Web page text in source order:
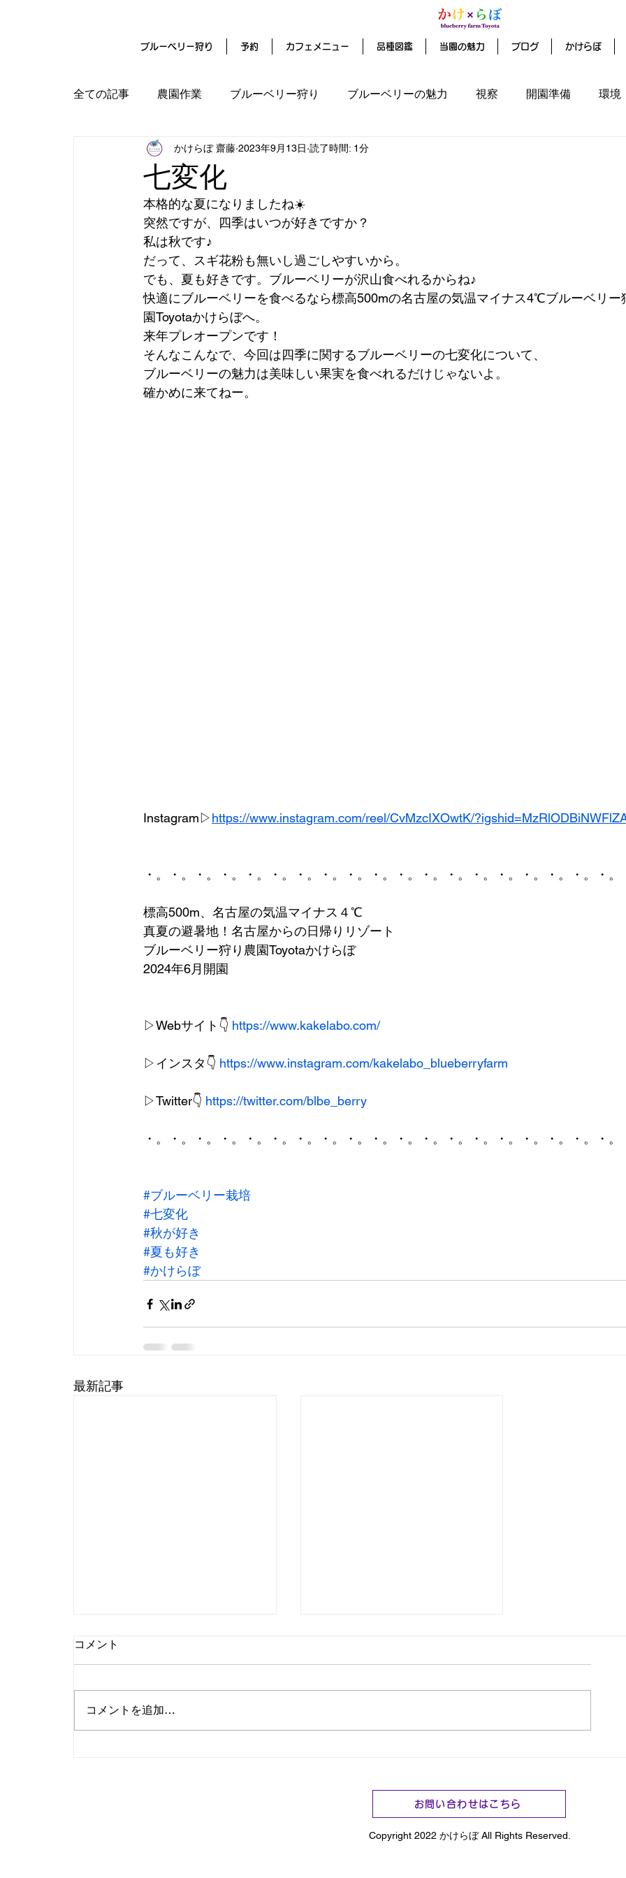
ブルーベリー狩り 予約 カフェメニュー 品種図鑑 当園の魅力 ブログ かけらぼ
全ての記事 農園作業 ブルーベリー狩り ブルーベリーの魅力 視察 開園準備 環境
名古屋の気温マイナス4℃ クラウドファンディング
七変化
かけらぼ 齋藤 2023年9月13日 読了時間: 1分
本格的な夏になりましたね☀️
突然ですが、四季はいつが好きですか？
私は秋です♪
だって、スギ花粉も無いし過ごしやすいから。
でも、夏も好きです。ブルーベリーが沢山食べれるからね♪
快適にブルーベリーを食べるなら標高500mの名古屋の気温マイナス4℃ブルーベリー
園Toyotaかけらぼへ。
来年プレオープンです！
そんなこんなで、今回は四季に関するブルーベリーの七変化について、
ブルーベリーの魅力は美味しい果実を食べれるだけじゃないよ。
確かめに来てねー。
Instagram▷https://www.instagram.com/reel/CvMzcIXOwtK/
・。・。・。・。・。・。・。・。・。・。・。・。・。・。・。・。・。・。・。
標高500m、名古屋の気温マイナス４℃
真夏の避暑地！名古屋からの日帰りリゾート
ブルーベリー狩り農園Toyotaかけらぼ
2024年6月開園
▷Webサイト👇 https://www.kakelabo.com/
▷インスタ👇 https://www.instagram.com/kakelabo_blueberryfarm
▷Twitter👇 https://twitter.com/blbe_berry
・。・。・。・。・。・。・。・。・。・。・。・。・。・。・。・。・。・。・。
#ブルーベリー栽培
#七変化
#秋が好き
#夏も好き
#かけらぼ
最新記事
コメント
コメントを追加…
お問い合わせはこちら
Copyright 2022 かけらぼ All Rights Reserved.